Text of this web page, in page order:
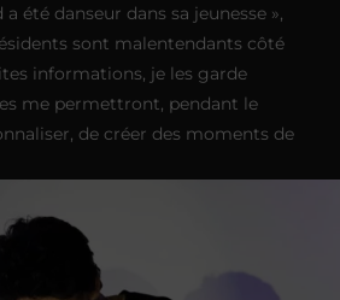
a été danseur dans sa jeunesse »,
sont malentendants côté
informations, je les garde
me permettront, pendant le
de créer des moments de